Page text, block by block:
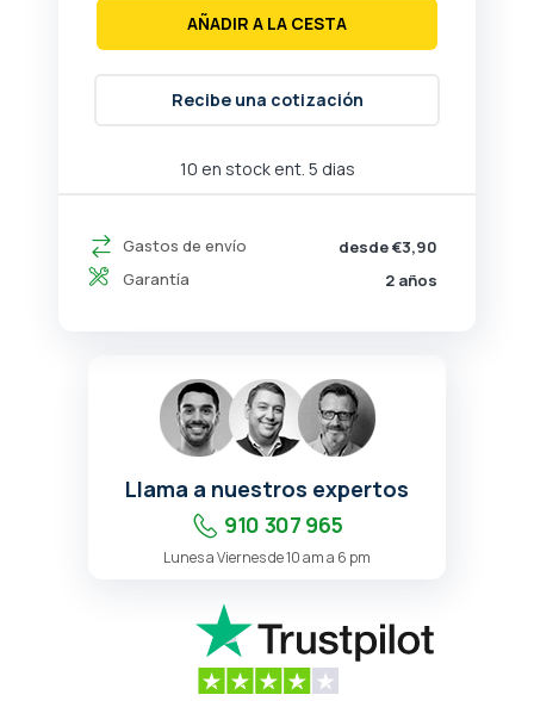
10 en stock ent. 5 dias
Gastos de envío
desde €3,90
Garantía
2 años
AÑADIR A LA CESTA
Recibe una cotización
Llama a nuestros expertos
910 307 965
Lunes a Viernes de 10 am a 6 pm